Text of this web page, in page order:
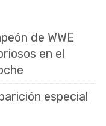
de WWE
en el
especial